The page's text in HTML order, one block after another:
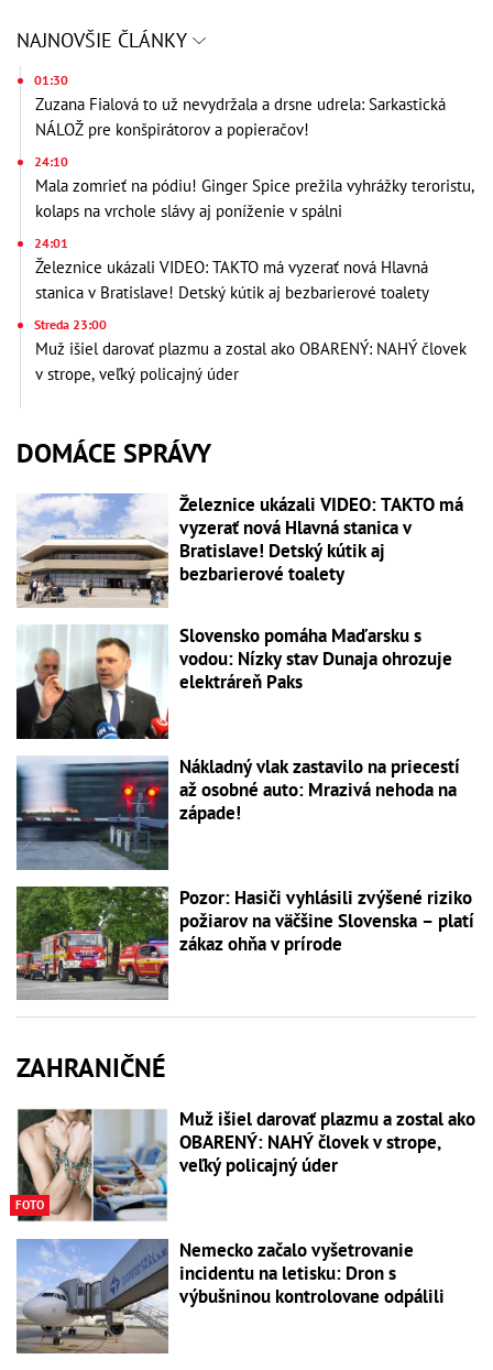
NAJNOVŠIE ČLÁNKY
01:30
Zuzana Fialová to už nevydržala a drsne udrela: Sarkastická
NÁLOŽ pre konšpirátorov a popieračov!
24:10
Mala zomrieť na pódiu! Ginger Spice prežila vyhrážky teroristu,
kolaps na vrchole slávy aj poníženie v spálni
24:01
Železnice ukázali VIDEO: TAKTO má vyzerať nová Hlavná
stanica v Bratislave! Detský kútik aj bezbarierové toalety
Streda 23:00
Muž išiel darovať plazmu a zostal ako OBARENÝ: NAHÝ človek
v strope, veľký policajný úder
DOMÁCE SPRÁVY
Železnice ukázali VIDEO: TAKTO má
vyzerať nová Hlavná stanica v
Bratislave! Detský kútik aj
bezbarierové toalety
Slovensko pomáha Maďarsku s
vodou: Nízky stav Dunaja ohrozuje
elektráreň Paks
Nákladný vlak zastavilo na priecestí
až osobné auto: Mrazivá nehoda na
západe!
Pozor: Hasiči vyhlásili zvýšené riziko
požiarov na väčšine Slovenska – platí
zákaz ohňa v prírode
ZAHRANIČNÉ
FOTO
Muž išiel darovať plazmu a zostal ako
OBARENÝ: NAHÝ človek v strope,
veľký policajný úder
Nemecko začalo vyšetrovanie
incidentu na letisku: Dron s
výbušninou kontrolovane odpálili